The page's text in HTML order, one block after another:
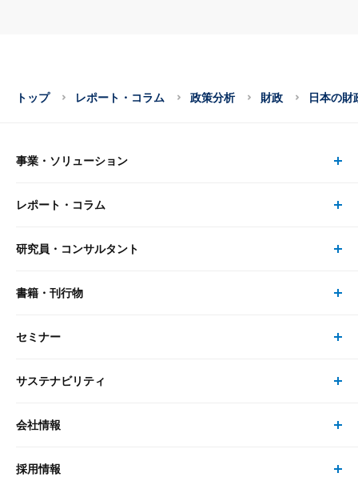
トップ レポート・コラム 政策分析 財政 日本の
事業・ソリューション
事業・ソリューション トップ
リサーチ
大和総研の強み
レポート・コラム
レポート・コラム トップ
最新のレポート・コラム
研究員・コンサルタント
研究員・コンサルタント トップ
研究員
書籍・刊行物
書籍・刊行物 トップ
書籍
セミナー
セミナー トップ
現在受付中のセミナー・イベント
サステナビリティ
サステナビリティの取り組み
会社情報
会社情報 トップ
採用情報